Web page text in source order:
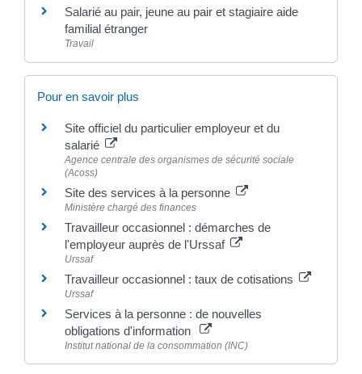
Salarié au pair, jeune au pair et stagiaire aide
familial étranger
Travail
Pour en savoir plus
Site officiel du particulier employeur et du
salarié
Agence centrale des organismes de sécurité sociale
(Acoss)
Site des services à la personne
Ministère chargé des finances
Travailleur occasionnel : démarches de
l'employeur auprès de l'Urssaf
Urssaf
Travailleur occasionnel : taux de cotisations
Urssaf
Services à la personne : de nouvelles
obligations d'information
Institut national de la consommation (INC)